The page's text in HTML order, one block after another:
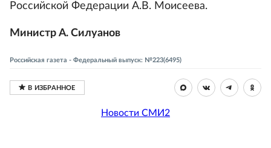
Российской Федерации А.В. Моисеева.
Министр А. Силуанов
Российская газета - Федеральный выпуск: №223(6495)
Новости СМИ2